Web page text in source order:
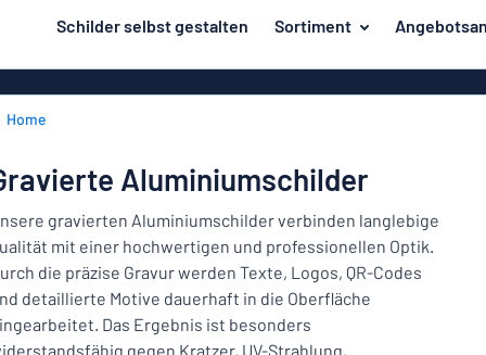
springen
Schilder selbst gestalten Sortiment
Herstellung
Haus und Heim
Kennzeichnung
Namensschilder
Aufkleber
Verkehr und Fahrzeuge
Holzschilder
Unsere
Bestseller
Material
Herstellung
Haus
und
entwerfen
Home
Aluminiumschilder
gravierten Aluminiumschilder verbinden langlebige
mit einer hochwertigen und professionellen Optik.
die präzise Gravur werden Texte, Logos, QR-Codes
detaillierte Motive dauerhaft in die Oberfläche
Das Ergebnis ist besonders
gegen Kratzer, UV-Strahlung,